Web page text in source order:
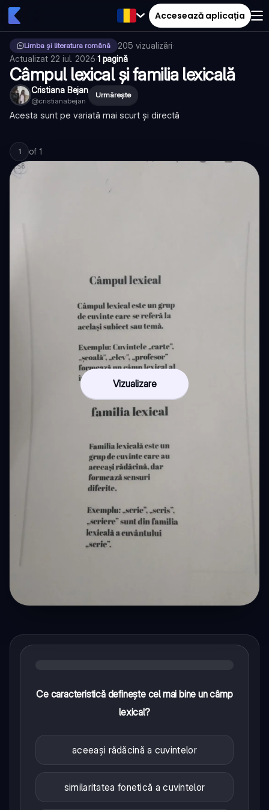
Accesează aplicația
Limba și literatura română 205 vizualizări·
Actualizat 22 iul. 2026·1 pagină
Câmpul lexical și familia lexicală
Cristiana Bejan
@cristianabejan
Urmărește
Acesta sunt pe variată mai scurt și directă
1 of 1
Vizualizare
Ce caracteristică definește cel mai bine un câmp
lexical?
aceeași rădăcină a cuvintelor
similaritatea fonetică a cuvintelor